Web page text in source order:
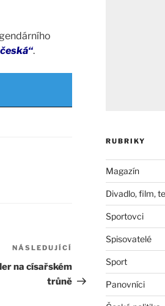
.
Následující
příspěvek
NÁSLEDUJÍCÍ
na císařském
trůně
RUBRIKY
Magazín
Divadlo, film,
Sportovci
Spisovatelé
Sport
Panovníci